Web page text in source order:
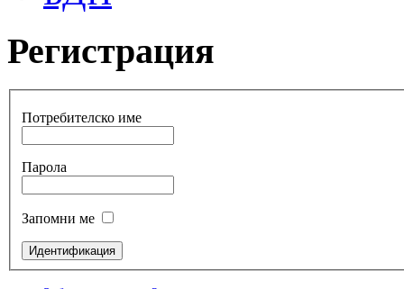
Регистрация
Потребителско име
Парола
Запомни ме